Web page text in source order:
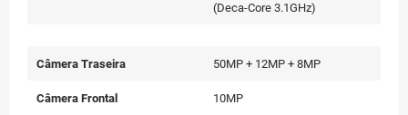
(Deca-Core 3.1GHz)
Câmera Traseira 50MP + 12MP + 8MP
Câmera Frontal 10MP